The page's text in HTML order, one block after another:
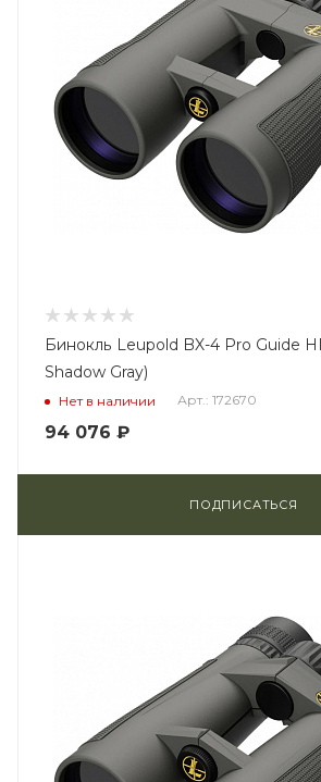
Бинокль Leupold BX-4 Pro Guide
Shadow Gray)
Нет в наличии Арт.: 172670
94 076 ₽
ПОДПИСАТЬСЯ